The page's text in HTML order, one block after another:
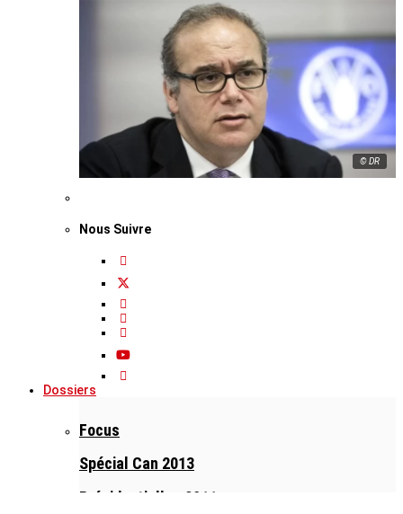
© DR
Nous Suivre
Dossiers
Focus
Spécial Can 2013
Présidentielles 2011